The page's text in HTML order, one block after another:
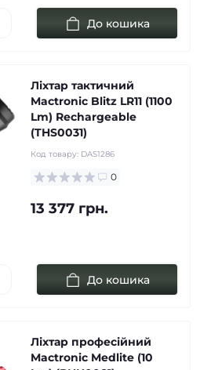
До кошика
Ліхтар тактичний
Mactronic Blitz LR11 (1100
Lm) Rechargeable
(THS0031)
Код товару: DAS1286
0
13 377 грн.
До кошика
Ліхтар професійний
Mactronic Medlite (10